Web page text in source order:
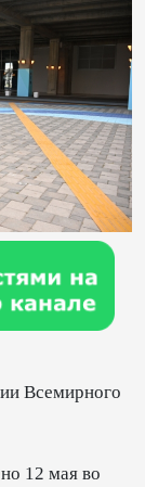
Всемирного
12 мая во